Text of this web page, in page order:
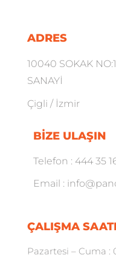
ADRES
10040 SOKAK
SANAYİ
Çigli / İzmir
BIZE ULAŞIN
Telefon : 444 35
Email :
ÇALIŞMA
Pazartesi – Cuma :